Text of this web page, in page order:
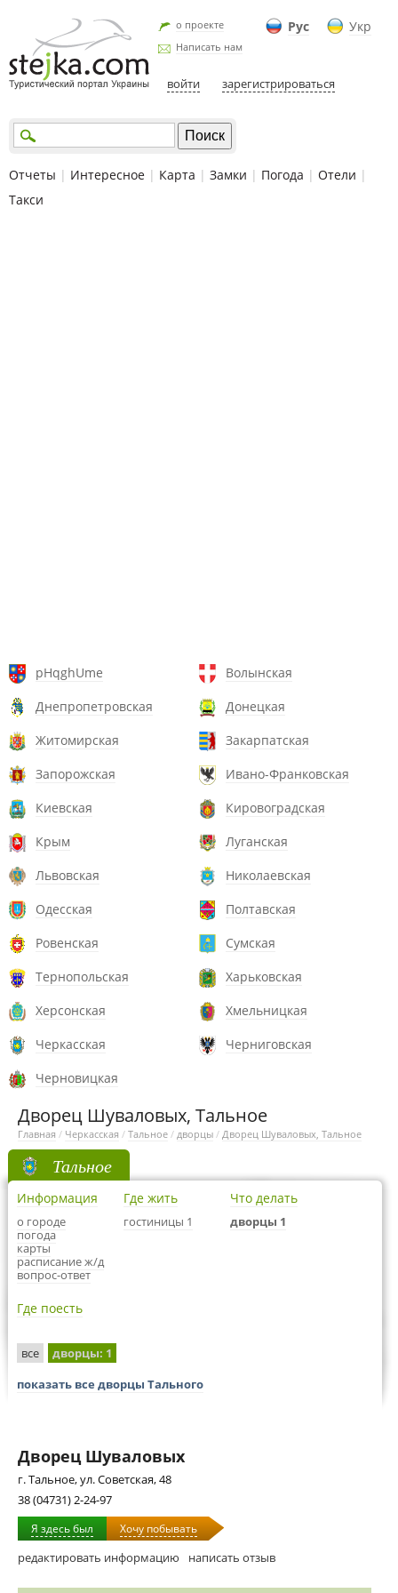
Рус Укр
о проекте
Написать нам
войти зарегистрироваться
Отчеты | Интересное | Карта | Замки | Погода | Отели |
Такси
pHqghUme
Волынская
Днепропетровская
Донецкая
Житомирская
Закарпатская
Запорожская
Ивано-Франковская
Киевская
Кировоградская
Крым
Луганская
Львовская
Николаевская
Одесская
Полтавская
Ровенская
Сумская
Тернопольская
Харьковская
Херсонская
Хмельницкая
Черкасская
Черниговская
Черновицкая
Дворец Шуваловых, Тальное
Главная / Черкасская / Тальное / дворцы / Дворец Шуваловых, Тальное
Тальное
Информация
о городе
погода
карты
расписание ж/д
вопрос-ответ
Где жить
гостиницы 1
Что делать
дворцы 1
Где поесть
все дворцы: 1
показать все дворцы Тального
Дворец Шуваловых
г. Тальное, ул. Советская, 48
38 (04731) 2-24-97
Я здесь был Хочу побывать
редактировать информацию написать отзыв